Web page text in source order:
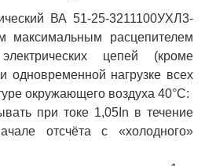
ВА 51-25-3211100УХЛ3-
максимальным расцепителем
цепей (кроме
одновременной нагрузке всех
окружающего воздуха 40°С:
при токе 1,05In в течение
отсчёта с «холодного»